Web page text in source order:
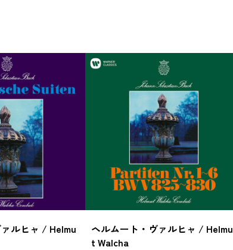
ルヒャ / Helmu
ヘルムート・ヴァルヒャ / Helmu
t Walcha